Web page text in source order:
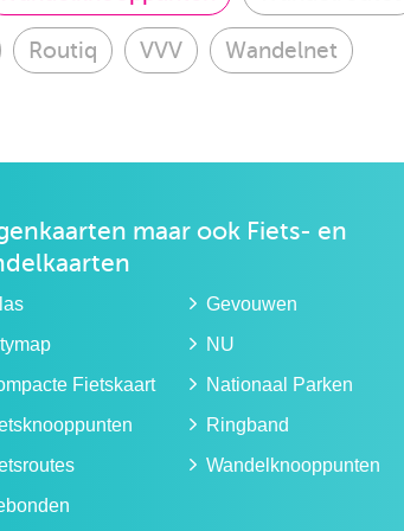
Routiq VVV Wandelnet
maar ook Fiets- en
Fietskaart
Gevouwen
NU
Nationaal Parken
Ringband
Wandelknooppunten